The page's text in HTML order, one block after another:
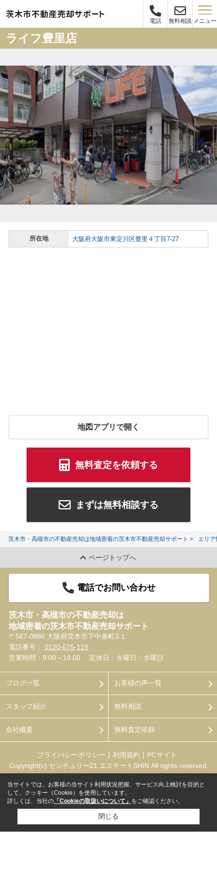
電話 無料相談 メニュー
ライフ豊里店
所在地 大阪府大阪市東淀川区豊里４丁目7-27
地図アプリで開く
無料査定を依頼する
まずは無料相談する
茨木市・高槻市の不動産売却は地域密着の茨木市不動産売却サポート エリア
ページトップへ
電話でお問い合わせ
茨木市・高槻市の不動産売却は
地域密着の茨木市不動産売却サポート
〒567-0886 大阪府茨木市下中条町3-1
電話番号： 0120-675-118
営業時間：9:00～18:00
定休日：火曜日・水曜日
ブログ一覧
スタッフ紹介
会社概要
お客様の声一覧
無料相談
無料査定依頼
プライバシーポリシー 利用規約
PCサイト
Copyright(c) センチュリー21 エステートSHIN All rights reserved.
当サイトでは、お客様の当サイト利用状況把握、サービス向上検討を目的と
して、クッキー（Cookie）を使用しています。
詳しくは、当社の 「Cookieの取扱いについて」 をご確認ください。
閉じる